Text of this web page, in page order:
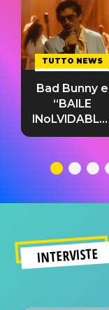
TUTTO NEWS
Bad Bunny e
“BAILE
INoLVIDABLE”:
testo,
significato
INTERVISTE